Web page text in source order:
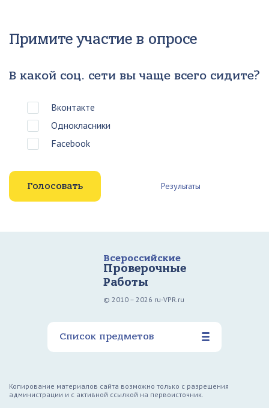
Примите участие в опросе
В какой соц. сети вы чаще всего сидите?
Вконтакте
Однокласники
Facebook
Результаты
Всероссийские
Проверочные
Работы
© 2010 – 2026 ru-VPR.ru
Список предметов
Копирование материалов сайта возможно только с разрешения
администрации и с активной ссылкой на первоисточник.